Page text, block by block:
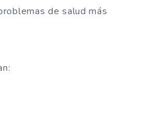
de salud más